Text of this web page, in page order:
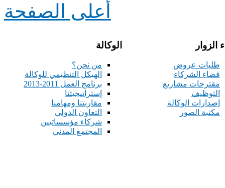
أعلى الصفحة
الوكالة
من نحن؟
الهيكل التنظيمي للوكالة
برنامج العمل 2011-2013
إستراتيجيتنا
مقاربتنا ومهامنا
التعاون الدولي
شركاء مؤسساتيين
المجتمع المدني
الزوار
طلبات عروض
فضاء الشركاء
مقترحات مشاريع
التوظيف
إصدارات الوكالة
مكتبة الصور